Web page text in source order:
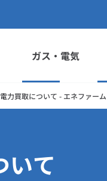
ガス・電気
力買取について - エネファーム
いて